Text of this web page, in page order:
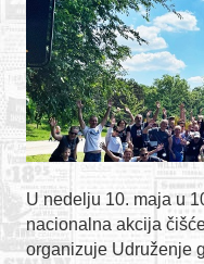
U nedelju 10. maja u
nacionalna akcija
organizuje Udruženje